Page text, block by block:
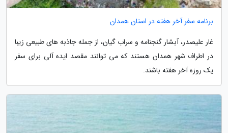
برنامه سفر آخر هفته در استان همدان
غار علیصدر، آبشار گنجنامه و سراب گیان، از جمله جاذبه های طبیعی زیبا
در اطراف شهر همدان هستند که می توانند مقصد ایده آلی برای سفر
یک روزه آخر هفته باشند.